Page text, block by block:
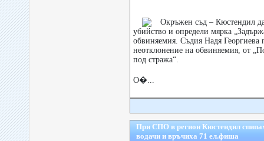
Окръжен съд – Кюстендил
убийство и определи мярка
обвиняемия. Съдия Надя Георгиева
неотклонение на обвиняемия, от
под стража“.
О�...
При СПО в регион Кюстендил
водачи и връчиха 71 ел.фиша